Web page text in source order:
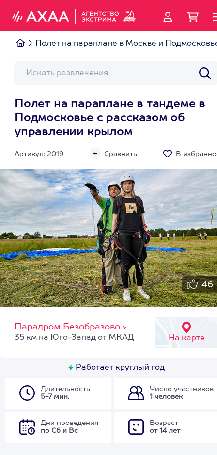
Полет на параплане в Москве и
Полет на параплане в тандеме в
Подмосковье с рассказом об
управлении крылом
Артикул: 2019 Сравнить В
46
Парадром Безобразово >
На карте
35 км на Юго-Запад от МКАД
Работает круглый год
Длительность
5-7 мин.
Число участников
1 человек
Дни проведения
по Сб и Вс
Возраст
от 14 лет